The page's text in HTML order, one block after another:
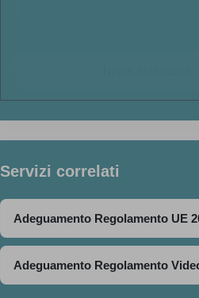
Servizi correlati
Adeguamento Regolamento UE
Adeguamento Regolamento